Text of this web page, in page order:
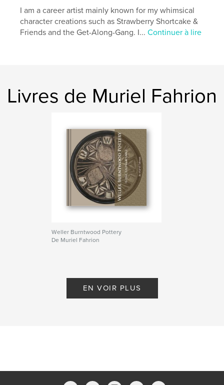
LangueEnglish
Mots-clés
vintage staplers , office 3D art fasteners antique
I am a career artist mainly known for my whimsical
character creations such as Strawberry Shortcake &
Friends and the Get-Along-Gang. I...Continuer à lire
Livres de Muriel Fahrion
Weller Burntwood Pottery
De Muriel Fahrion
EN VOIR PLUS